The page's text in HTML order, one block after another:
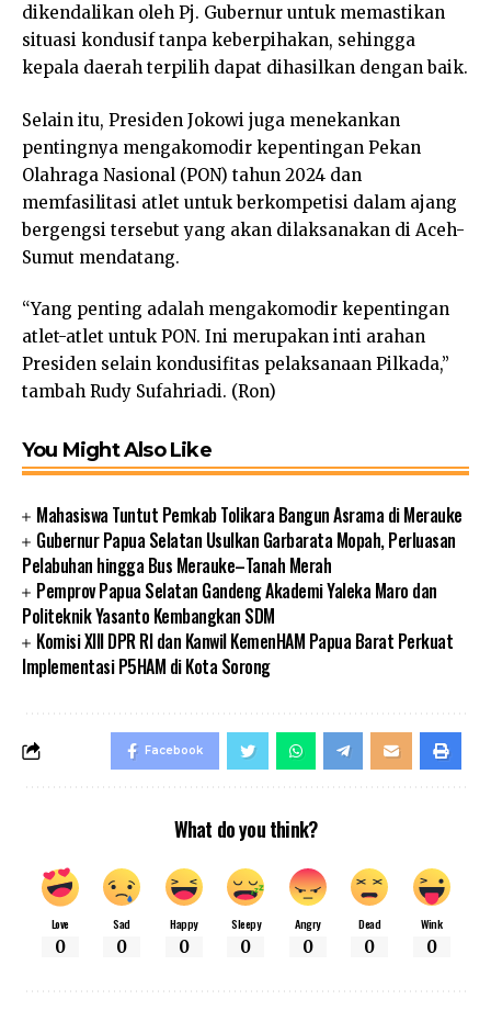
dikendalikan oleh Pj. Gubernur untuk memastikan
situasi kondusif tanpa keberpihakan, sehingga
kepala daerah terpilih dapat dihasilkan dengan baik.
Selain itu, Presiden Jokowi juga menekankan
pentingnya mengakomodir kepentingan Pekan
Olahraga Nasional (PON) tahun 2024 dan
memfasilitasi atlet untuk berkompetisi dalam ajang
bergengsi tersebut yang akan dilaksanakan di Aceh-
Sumut mendatang.
“Yang penting adalah mengakomodir kepentingan
atlet-atlet untuk PON. Ini merupakan inti arahan
Presiden selain kondusifitas pelaksanaan Pilkada,”
tambah Rudy Sufahriadi. (Ron)
You Might Also Like
Mahasiswa Tuntut Pemkab Tolikara Bangun Asrama di Merauke
Gubernur Papua Selatan Usulkan Garbarata Mopah, Perluasan
Pelabuhan hingga Bus Merauke–Tanah Merah
Pemprov Papua Selatan Gandeng Akademi Yaleka Maro dan
Politeknik Yasanto Kembangkan SDM
Komisi XIII DPR RI dan Kanwil KemenHAM Papua Barat Perkuat
Implementasi P5HAM di Kota Sorong
Facebook
What do you think?
Love
0
Sad
0
Happy
0
Sleepy
0
Angry
0
Dead
0
Wink
0